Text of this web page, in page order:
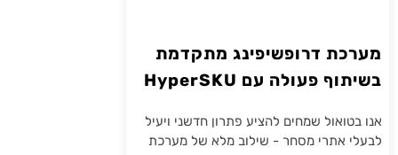
מערכת דרופשיפינג מתקדמת
בשיתוף פעולה עם HyperSKU
אנו בטואול שמחים להציע פתרון חדשני ויעיל
לבעלי אתרי מסחר - שילוב מלא של מערכת